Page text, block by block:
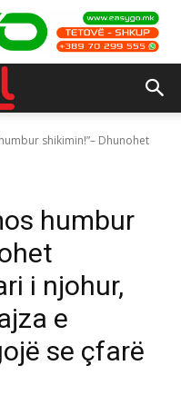
shikimin!”– Dhunohet
humbur
i njohur,
e
se çfarë